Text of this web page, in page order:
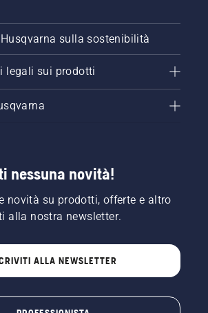
sulla sostenibilità
legali sui prodotti
nessuna novità!
novità su prodotti, offerte e altro
alla nostra newsletter.
ALLA NEWSLETTER